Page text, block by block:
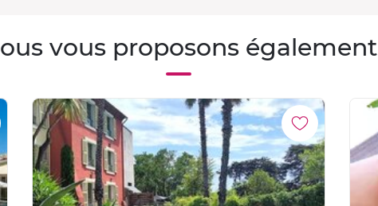
vous proposons également